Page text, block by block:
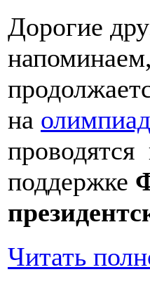
Дорогие
на
проводятся
поддержке
Читать